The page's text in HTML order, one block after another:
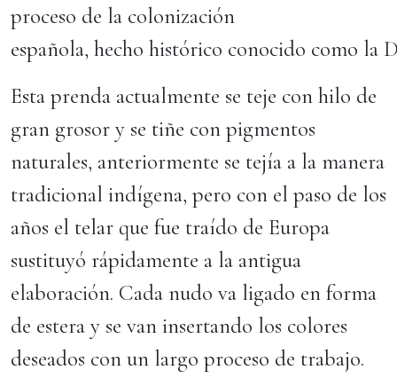
proceso de la colonización
española, hecho histórico conocido como la
Esta prenda actualmente se teje con hilo de
gran grosor y se tiñe con pigmentos
naturales, anteriormente se tejía a la manera
tradicional indígena, pero con el paso de los
años el telar que fue traído de Europa
sustituyó rápidamente a la antigua
elaboración. Cada nudo va ligado en forma
de estera y se van insertando los colores
deseados con un largo proceso de trabajo.